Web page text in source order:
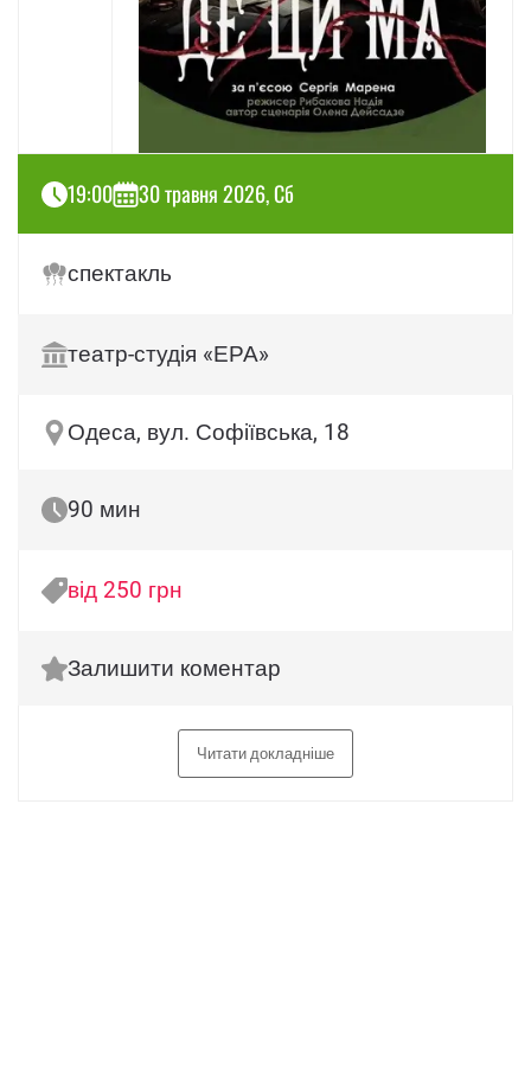
19:00 30 травня 2026, Сб
спектакль
театр-студія «ЕРА»
Одеса, вул. Софіївська, 18
90 мин
від 250 грн
Залишити коментар
Читати докладніше